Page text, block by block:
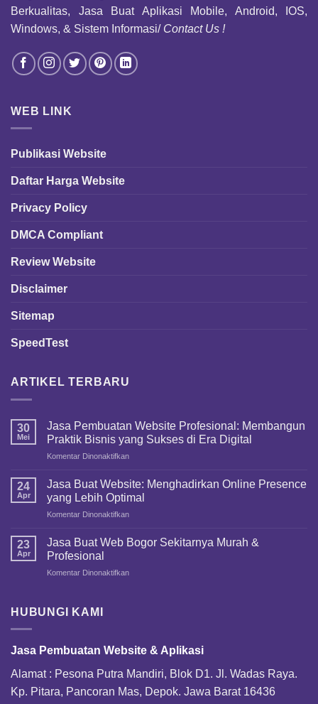
Berkualitas, Jasa Buat Aplikasi Mobile, Android, IOS,
Windows, & Sistem Informasi/ Contact Us !
WEB LINK
Publikasi Website
Daftar Harga Website
Privacy Policy
DMCA Compliant
Review Website
Disclaimer
Sitemap
SpeedTest
ARTIKEL TERBARU
30
Mei
Jasa Pembuatan Website Profesional: Membangun
Praktik Bisnis yang Sukses di Era Digital
Komentar Dinonaktifkan
Pembuatan
Website
Profesional:
Bisnis
24
Apr
Jasa Buat Website: Menghadirkan Online Presence
yang Lebih Optimal
Komentar Dinonaktifkan
Buat
Website:
23
Apr
Jasa Buat Web Bogor Sekitarnya Murah &
Profesional
Komentar Dinonaktifkan
Murah
&
Profesional
HUBUNGI KAMI
Jasa Pembuatan Website & Aplikasi
Alamat : Pesona Putra Mandiri, Blok D1. Jl. Wadas Raya.
Kp. Pitara, Pancoran Mas, Depok. Jawa Barat 16436